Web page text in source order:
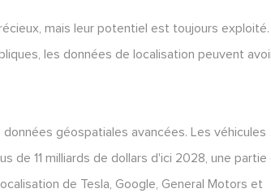
mais leur potentiel est toujours exploité.
les données de localisation peuvent
géospatiales avancées. Les véhicules
de 11 milliards de dollars d'ici 2028, une partie
de Tesla, Google, General Motors et